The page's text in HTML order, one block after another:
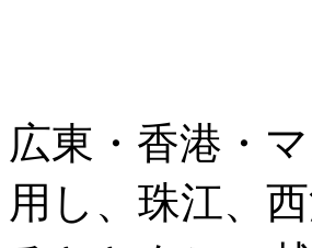
広東・香港・
用し、珠江、